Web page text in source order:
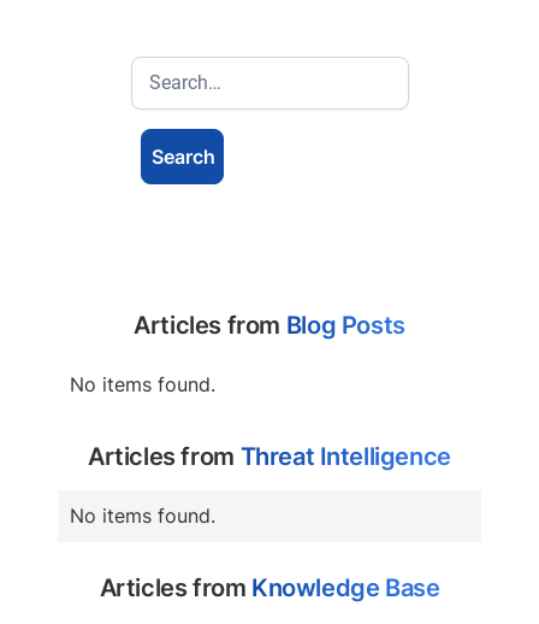
Articles from Blog Posts
No items found.
Articles from Threat Intelligence
No items found.
Articles from Knowledge Base